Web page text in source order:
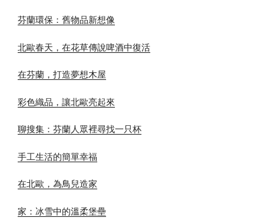
芬蘭環保：舊物品新想像
北歐春天，在花草傳說啤酒中復活
在芬蘭，打造夢想木屋
彩色織品，讓北歐亮起來
聊搜集：芬蘭人眾裡尋找一只杯
手工生活的簡單幸福
在北歐，為鳥兒造家
家：冰雪中的溫柔堡壘